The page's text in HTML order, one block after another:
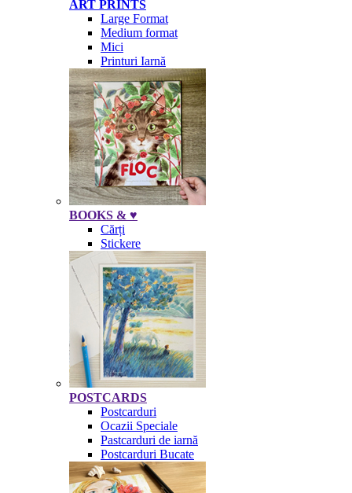
ART PRINTS
Large Format
Medium format
Mici
Printuri Iarnă
BOOKS & ♥
Cărți
Stickere
POSTCARDS
Postcarduri
Ocazii Speciale
Pastcarduri de iarnă
Postcarduri Bucate